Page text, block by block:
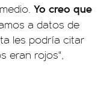
Yo creo que
a datos de
les podría citar
eran rojos",